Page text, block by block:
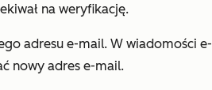
na weryfikację.
adresu e-mail. W wiadomości e-
nowy adres e-mail.